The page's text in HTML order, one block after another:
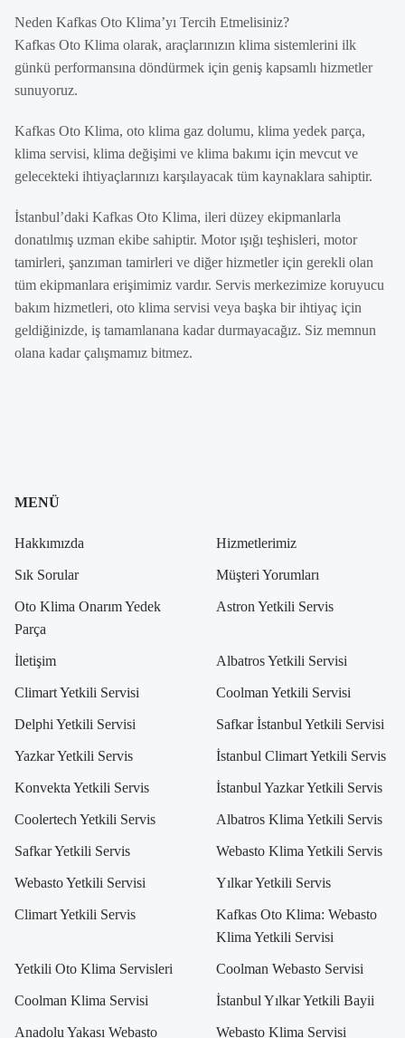
Neden Kafkas Oto Klima’yı Tercih Etmelisiniz?
Kafkas Oto Klima olarak, araçlarınızın klima sistemlerini ilk
günkü performansına döndürmek için geniş kapsamlı hizmetler
sunuyoruz.
Kafkas Oto Klima, oto klima gaz dolumu, klima yedek parça,
klima servisi, klima değişimi ve klima bakımı için mevcut ve
gelecekteki ihtiyaçlarınızı karşılayacak tüm kaynaklara sahiptir.
İstanbul’daki Kafkas Oto Klima, ileri düzey ekipmanlarla
donatılmış uzman ekibe sahiptir. Motor ışığı teşhisleri, motor
tamirleri, şanzıman tamirleri ve diğer hizmetler için gerekli olan
tüm ekipmanlara erişimimiz vardır. Servis merkezimize koruyucu
bakım hizmetleri, oto klima servisi veya başka bir ihtiyaç için
geldiğinizde, iş tamamlanana kadar durmayacağız. Siz memnun
olana kadar çalışmamız bitmez.
MENÜ
Hakkımızda Hizmetlerimiz
Sık Sorular Müşteri Yorumları
Oto Klima Onarım Yedek
Parça
Astron Yetkili Servis
İletişim Albatros Yetkili Servisi
Climart Yetkili Servisi Coolman Yetkili Servisi
Delphi Yetkili Servisi Safkar İstanbul Yetkili Servisi
Yazkar Yetkili Servis İstanbul Climart Yetkili Servis
Konvekta Yetkili Servis İstanbul Yazkar Yetkili Servis
Coolertech Yetkili Servis Albatros Klima Yetkili Servis
Safkar Yetkili Servis Webasto Klima Yetkili Servis
Webasto Yetkili Servisi Yılkar Yetkili Servis
Climart Yetkili Servis
Kafkas Oto Klima: Webasto
Klima Yetkili Servisi
Yetkili Oto Klima Servisleri Coolman Webasto Servisi
Coolman Klima Servisi İstanbul Yılkar Yetkili Bayii
Anadolu Yakası Webasto Webasto Klima Servisi